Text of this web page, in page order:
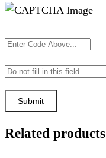
Related products